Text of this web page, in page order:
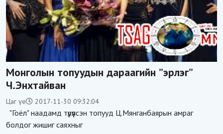
Монголын топуудын дараагийн ”эрлэг”
Ч.Энхтайван
Цаг үе 2017-11-30 09:32:04
"Гоёл" наадамд түрүүлсэн топууд Ц.Мянганбаярын амраг
болдог жишиг саяхныг